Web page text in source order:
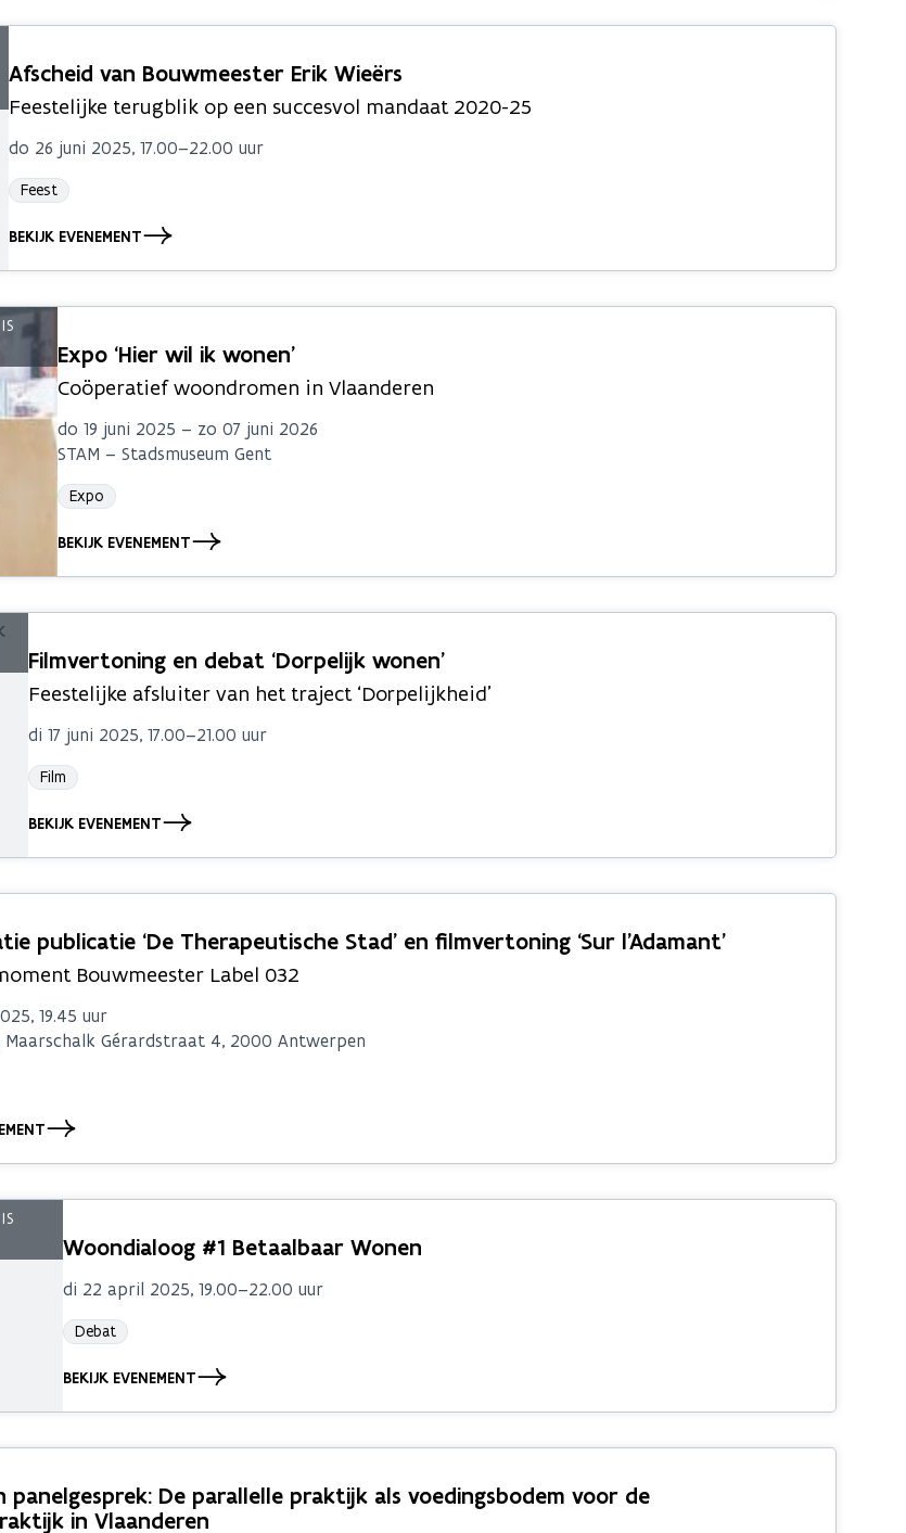
Afscheid van Bouwmeester Erik Wieërs
Feestelijke terugblik op een succesvol mandaat 2020-25
do 26 juni 2025, 17.00–22.00 uur
Feest
BEKIJK EVENEMENT
Expo ‘Hier wil ik wonen’
Coöperatief woondromen in Vlaanderen
do 19 juni 2025 – zo 07 juni 2026
STAM – Stadsmuseum Gent
Expo
BEKIJK EVENEMENT
Filmvertoning en debat ‘Dorpelijk wonen’
Feestelijke afsluiter van het traject ‘Dorpelijkheid’
di 17 juni 2025, 17.00–21.00 uur
Film
BEKIJK EVENEMENT
publicatie ‘De Therapeutische Stad’ en filmvertoning ‘Sur l’Adamant’
Bouwmeester Label 032
19.45 uur
Maarschalk Gérardstraat 4, 2000 Antwerpen
Woondialoog #1 Betaalbaar Wonen
di 22 april 2025, 19.00–22.00 uur
Debat
BEKIJK EVENEMENT
panelgesprek: De parallelle praktijk als voedingsbodem voor de
in Vlaanderen